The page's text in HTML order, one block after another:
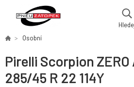
Osobní
Pirelli Scorpion ZERO
285/45 R 22 114Y